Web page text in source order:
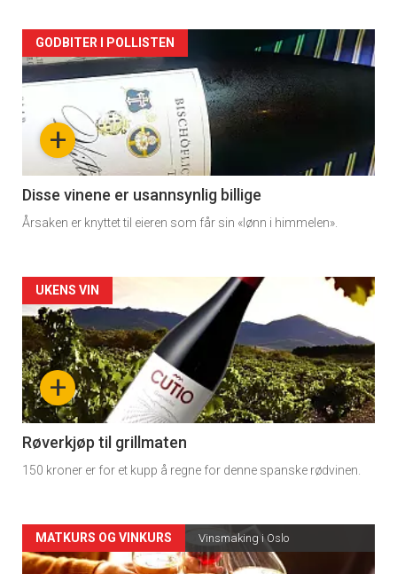
Forsiden
akkurat
nå
3
+
GODBITER I POLLISTEN
Disse vinene er usannsynlig billige
Årsaken er knyttet til eieren som får sin «lønn i himmelen».
Forsiden
akkurat
nå
-
4
+
UKENS VIN
Røverkjøp til grillmaten
150 kroner er for et kupp å regne for denne spanske rødvinen.
Forsiden
MATKURS OG VINKURS Vinsmaking i Oslo